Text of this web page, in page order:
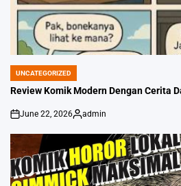
POSTED
IN
UNCATEGORIZED
Review Komik Modern Dengan Cerita
on
June 22, 2026
Posted
admin